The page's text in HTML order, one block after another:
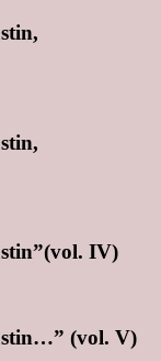
IV)
(vol. V)